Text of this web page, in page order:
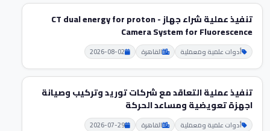
تنفيذ عملية شراء جهاز CT dual energy for proton -
Camera System for Fluorescence
أدوات علمية ومعملية القاهرة 2026-08-02
تنفيذ عملية التعاقد مع شركات توريد وتركيب وصيانة
اجهزة تعويضية ومساعد الحركة
أدوات علمية ومعملية القاهرة 2026-07-29